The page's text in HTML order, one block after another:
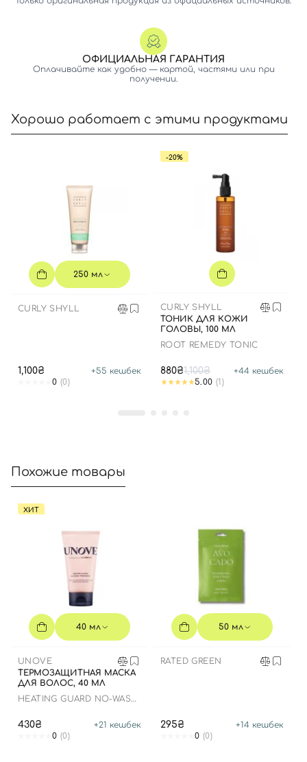
ОФИЦИАЛЬНАЯ ГАРАНТИЯ
Оплачивайте как удобно — картой, частями или при
получении.
Хорошо работает с этими продуктами
250 мл
CURLY SHYLL
1,100₴ +55 кешбек
0 (0)
-20%
CURLY SHYLL
ТОНИК ДЛЯ КОЖИ
ГОЛОВЫ, 100 МЛ
ROOT REMEDY TONIC
880₴1,100₴ +44 кешбек
5.00 (1)
Похожие товары
ХИТ
40 мл
UNOVE
ТЕРМОЗАЩИТНАЯ МАСКА
ДЛЯ ВОЛОС, 40 МЛ
HEATING GUARD NO-WASH
430₴ +21 кешбек
0 (0)
50 мл
RATED GREEN
295₴ +14 кешбек
0 (0)
Вход Регистрация
Номер телефона
Отправляя форму для авторизации/регистрации, вы
Далее